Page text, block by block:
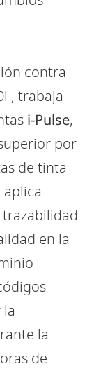
contra
, trabaja
i-Pulse,
por
de tinta
aplica
en la
la
de